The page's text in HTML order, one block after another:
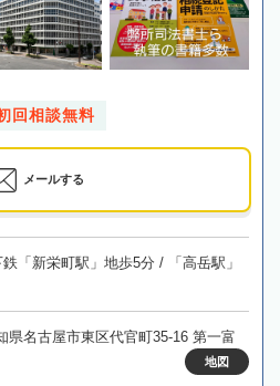
回相談無料
メールする
「新栄町駅」地歩5分 / 「高岳駅」
県名古屋市東区代官町35-16 第一富
地図